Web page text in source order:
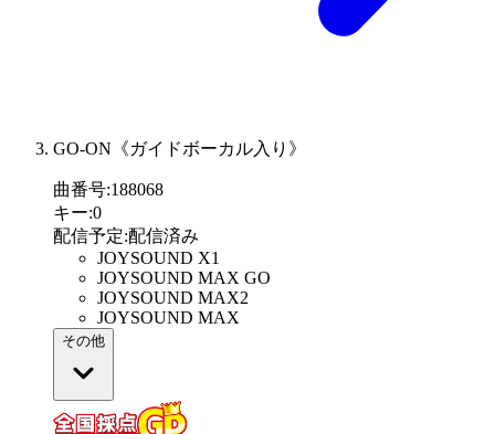
GO-ON《ガイドボーカル入り》
曲番号:188068
キー:0
配信予定:配信済み
JOYSOUND X1
JOYSOUND MAX GO
JOYSOUND MAX2
JOYSOUND MAX
その他